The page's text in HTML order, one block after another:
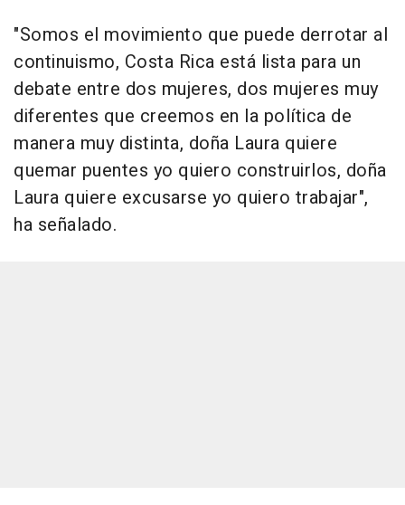
"Somos el movimiento que puede derrotar al
continuismo, Costa Rica está lista para un
debate entre dos mujeres, dos mujeres muy
diferentes que creemos en la política de
manera muy distinta, doña Laura quiere
quemar puentes yo quiero construirlos, doña
Laura quiere excusarse yo quiero trabajar",
ha señalado.